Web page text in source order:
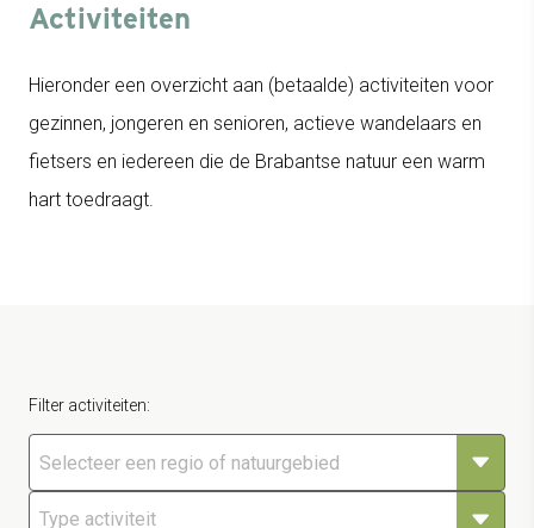
Activiteiten
Hieronder een overzicht aan (betaalde) activiteiten voor
gezinnen, jongeren en senioren, actieve wandelaars en
fietsers en iedereen die de Brabantse natuur een warm
hart toedraagt.
Filter activiteiten:
Selecteer een regio of natuurgebied